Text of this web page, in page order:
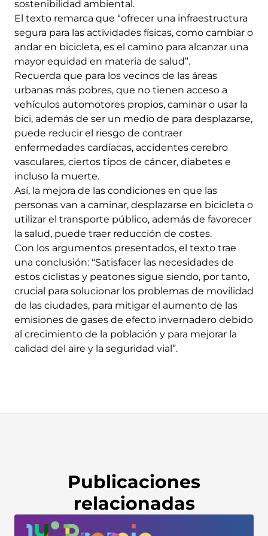
sostenibilidad ambiental.
El texto remarca que “ofrecer una infraestructura
segura para las actividades físicas, como cambiar o
andar en bicicleta, es el camino para alcanzar una
mayor equidad en materia de salud”.
Recuerda que para los vecinos de las áreas
urbanas más pobres, que no tienen acceso a
vehículos automotores propios, caminar o usar la
bici, además de ser un medio de para desplazarse,
puede reducir el riesgo de contraer
enfermedades cardíacas, accidentes cerebro
vasculares, ciertos tipos de cáncer, diabetes e
incluso la muerte.
Así, la mejora de las condiciones en que las
personas van a caminar, desplazarse en bicicleta o
utilizar el transporte público, además de favorecer
la salud, puede traer reducción de costes.
Con los argumentos presentados, el texto trae
una conclusión: “Satisfacer las necesidades de
estos ciclistas y peatones sigue siendo, por tanto,
crucial para solucionar los problemas de movilidad
de las ciudades, para mitigar el aumento de las
emisiones de gases de efecto invernadero debido
al crecimiento de la población y para mejorar la
calidad del aire y la seguridad vial”.
Publicaciones
relacionadas